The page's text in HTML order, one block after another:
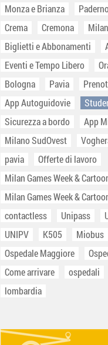
Monza e Brianza
Crema
Cremona
Biglietti e Abbonamenti
Eventi e Tempo Libero
Bologna
Pavia
App Autoguidovie
Sicurezza a bordo
App
Milano SudOvest
pavia
Offerte di lavoro
Milan Games Week &
Milan Games Week &
contactless
Unipass
UNIPV
K505
Miobus
Ospedale Maggiore
Come arrivare
ospedali
lombardia